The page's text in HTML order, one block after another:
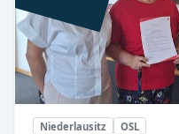
Niederlausitz OSL